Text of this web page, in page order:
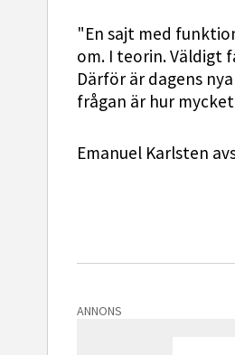
"En sajt med
om. I teorin. Väldigt
Därför är dagens
frågan är hur
Emanuel Karlsten
ANNONS